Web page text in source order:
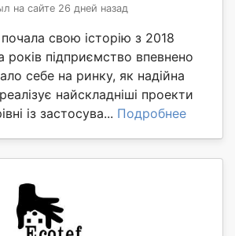
на сайте 26 дней назад
свою історію з 2018
років підприємство впевнено
себе на ринку, як надійна
найскладніші проекти
із застосува... Подробнее